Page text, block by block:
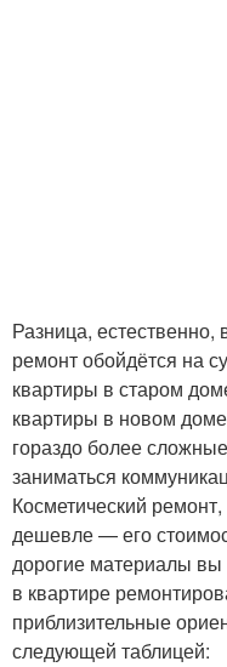
Разница,
ремонт обойдётся на
квартиры в старом
квартиры в новом
гораздо более
заниматься
Косметический
дешевле — его
дорогие материалы вы
в квартире
приблизительные
следующей таблицей: